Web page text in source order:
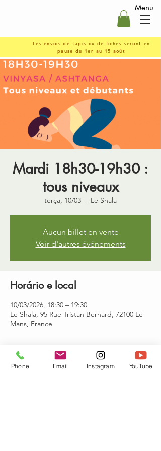
Menu
Les envois de tapis ou de fiches seront en
pause du 1er au 15 août
Mardi 18h30-19h30 :
tous niveaux
terça, 10/03
  |
Le Shala
Aucun billet en vente
Voir d'autres événements
Horário e local
10/03/2026, 18:30 – 19:30
Le Shala, 95 Rue Tristan Bernard, 72100 Le
Mans, France
Convidados
Phone Email Instagram YouTube